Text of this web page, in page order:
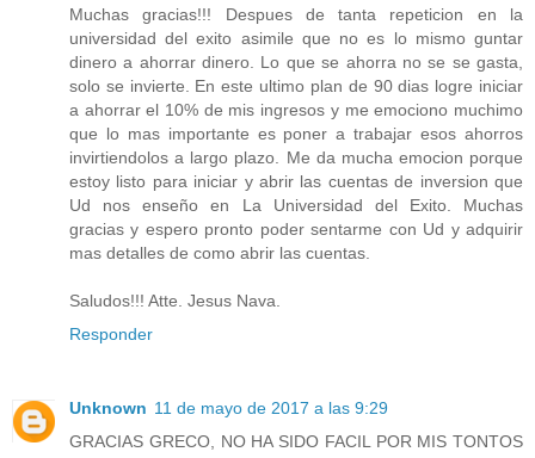
Muchas gracias!!! Despues de tanta repeticion en la
universidad del exito asimile que no es lo mismo guntar
dinero a ahorrar dinero. Lo que se ahorra no se se gasta,
solo se invierte. En este ultimo plan de 90 dias logre iniciar
a ahorrar el 10% de mis ingresos y me emociono muchimo
que lo mas importante es poner a trabajar esos ahorros
invirtiendolos a largo plazo. Me da mucha emocion porque
estoy listo para iniciar y abrir las cuentas de inversion que
Ud nos enseño en La Universidad del Exito. Muchas
gracias y espero pronto poder sentarme con Ud y adquirir
mas detalles de como abrir las cuentas.
Saludos!!! Atte. Jesus Nava.
Responder
Unknown 11 de mayo de 2017 a las 9:29
GRACIAS GRECO, NO HA SIDO FACIL POR MIS TONTOS